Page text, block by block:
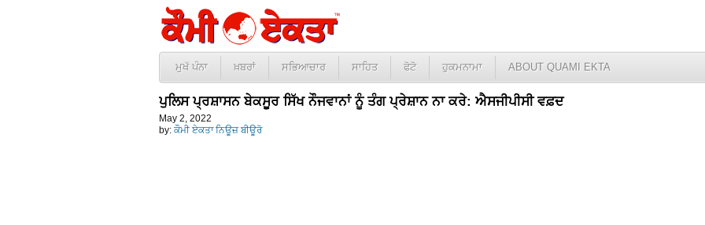
ਮੁਖੱ ਪੰਨਾ ਖ਼ਬਰਾਂ ਸਭਿਆਚਾਰ ਸਾਹਿਤ ਫੋਟੋ ਹੁਕਮਨਾਮਾ ABOUT QUAMI EKTA
ਪੁਲਿਸ ਪ੍ਰਸ਼ਾਸਨ ਬੇਕਸੂਰ ਸਿੱਖ ਨੌਜਵਾਨਾਂ ਨੂੰ ਤੰਗ ਪ੍ਰੇਸ਼ਾਨ ਨਾ ਕਰੇ: ਐਸਜੀਪੀਸੀ ਵਫ਼ਦ
May 2, 2022
by: ਕੌਮੀ ਏਕਤਾ ਨਿਊਜ਼ ਬੀਊਰੋ